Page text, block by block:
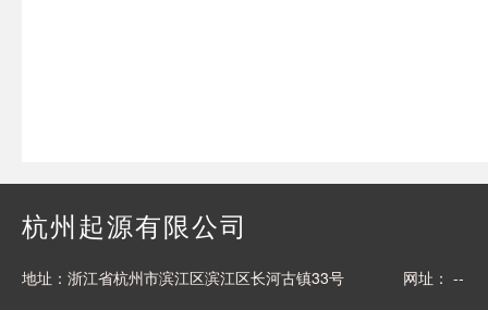
杭州起源有限公司
地址：浙江省杭州市滨江区滨江区长河古镇33号 网址： --